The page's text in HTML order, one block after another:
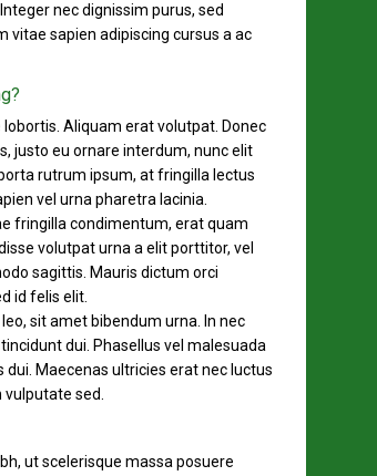
nec dignissim purus, sed
vitae sapien adipiscing cursus a ac
Aliquam erat volutpat. Donec
justo eu ornare interdum, nunc elit
rutrum ipsum, at fringilla lectus
vel urna pharetra lacinia.
fringilla condimentum, erat quam
volutpat urna a elit porttitor, vel
sagittis. Mauris dictum orci
id felis elit.
sit amet bibendum urna. In nec
dui. Phasellus vel malesuada
dui. Maecenas ultricies erat nec luctus
sed.
ut scelerisque massa posuere